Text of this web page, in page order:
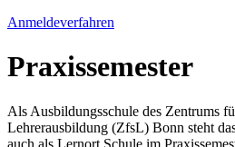
Anmeldeverfahren
Praxissemester
Als Ausbildungsschule des Zentrums
Lehrerausbildung (ZfsL) Bonn steht
auch als Lernort Schule im